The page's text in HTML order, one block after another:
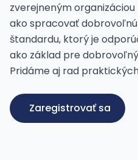
zverejneným organizáciou
ako spracovať
štandardu, ktorý je
ako základ pre
Pridáme aj rad
Zaregistrovať sa